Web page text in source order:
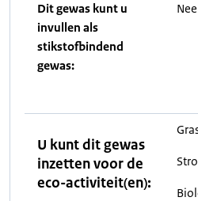
Dit gewas kunt u
invullen als
stikstofbindend
gewas:
Nee
U kunt dit gewas
inzetten voor de
eco-activiteit(en):